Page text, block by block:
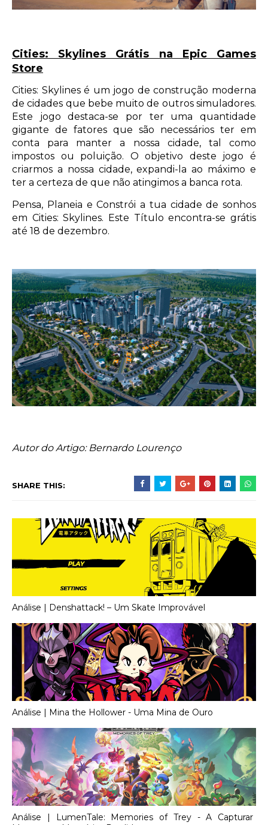
Cities: Skylines Grátis na Epic Games
Store
Cities: Skylines é um jogo de construção moderna
de cidades que bebe muito de outros simuladores.
Este jogo destaca-se por ter uma quantidade
gigante de fatores que são necessários ter em
conta para manter a nossa cidade, tal como
impostos ou poluição. O objetivo deste jogo é
criarmos a nossa cidade, expandi-la ao máximo e
ter a certeza de que não atingimos a banca rota.
Pensa, Planeia e Constrói a tua cidade de sonhos
em Cities: Skylines. Este Título encontra-se grátis
até 18 de dezembro.
Autor do Artigo: Bernardo Lourenço
SHARE THIS:
Análise | Denshattack! – Um Skate Improvável
Análise | Mina the Hollower - Uma Mina de Ouro
Análise | LumenTale: Memories of Trey - A Capturar